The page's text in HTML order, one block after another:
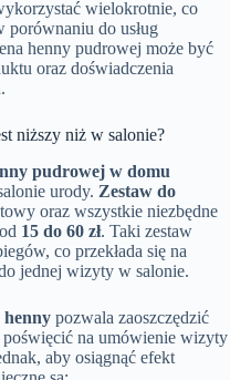
wielokrotnie, co
porównaniu do usług
henny pudrowej może być
oraz doświadczenia
niższy niż w salonie?
pudrowej w domu
urody. Zestaw do
oraz wszystkie niezbędne
15 do 60 zł. Taki zestaw
co przekłada się na
jednej wizyty w salonie.
henny pozwala zaoszczędzić
na umówienie wizyty
aby osiągnąć efekt